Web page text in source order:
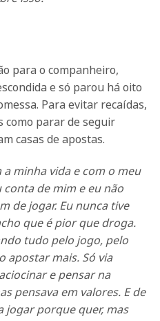
para o companheiro,
e só parou há oito
Para evitar recaídas,
como parar de seguir
casas de apostas.
a minha vida e com o meu
de mim e eu não
de jogar. Eu nunca tive
que é pior que droga.
tudo pelo jogo, pelo
apostar mais. Só via
e pensar na
pensava em valores. E de
jogar porque quer, mas